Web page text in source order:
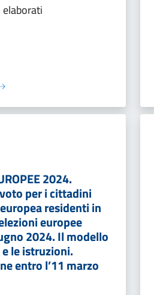
2024.
per i cittadini
residenti in
europee
2024. Il modello
le istruzioni.
entro l’11 marzo